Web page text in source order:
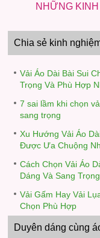
NHỮNG
Chia sẻ kinh
Vải Áo Dài Bài Sui
Trọng Và Phù Hợp
7 sai lầm khi chọn
sang trọng
Xu Hướng Vải Áo
Được Ưa Chuộng
Cách Chọn Vải Áo
Dáng Và Sang Trọng
Vải Gấm Hay Vải
Chọn Phù Hợp
Duyên dáng cùng